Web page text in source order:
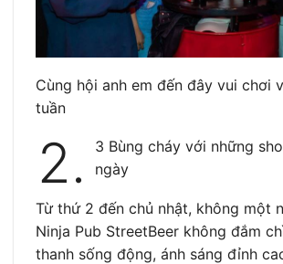
Cùng hội anh em đến đây vui chơi
tuần
2.
3 Bùng cháy với những
ngày
Từ thứ 2 đến chủ nhật, không một
Ninja Pub StreetBeer không đắm
thanh sống động, ánh sáng đỉnh